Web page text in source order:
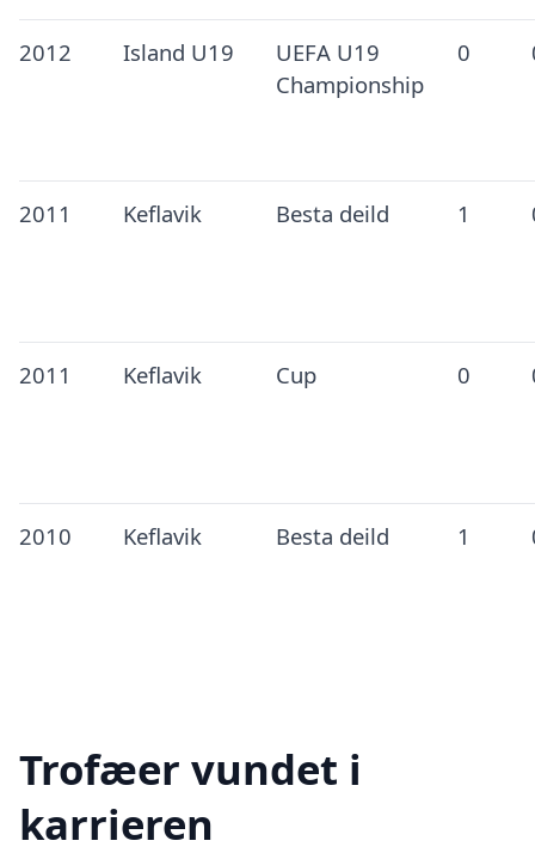
2012 Island U19
UEFA U19
Championship
0
2011 Keflavik Besta deild 1
2011 Keflavik Cup 0
2010 Keflavik Besta deild 1
Trofæer vundet i
karrieren